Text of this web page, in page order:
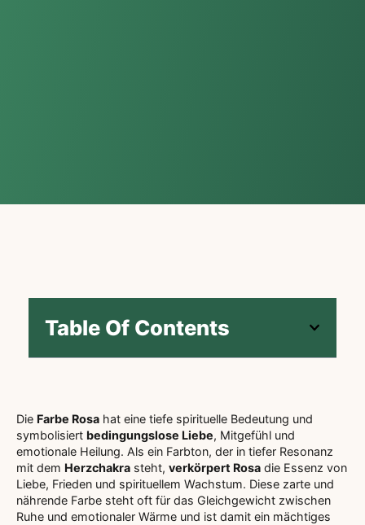
Table Of Contents
Die Farbe Rosa hat eine tiefe spirituelle Bedeutung und
symbolisiert bedingungslose Liebe, Mitgefühl und
emotionale Heilung. Als ein Farbton, der in tiefer Resonanz
mit dem Herzchakra steht, verkörpert Rosa die Essenz von
Liebe, Frieden und spirituellem Wachstum. Diese zarte und
nährende Farbe steht oft für das Gleichgewicht zwischen
Ruhe und emotionaler Wärme und ist damit ein mächtiges